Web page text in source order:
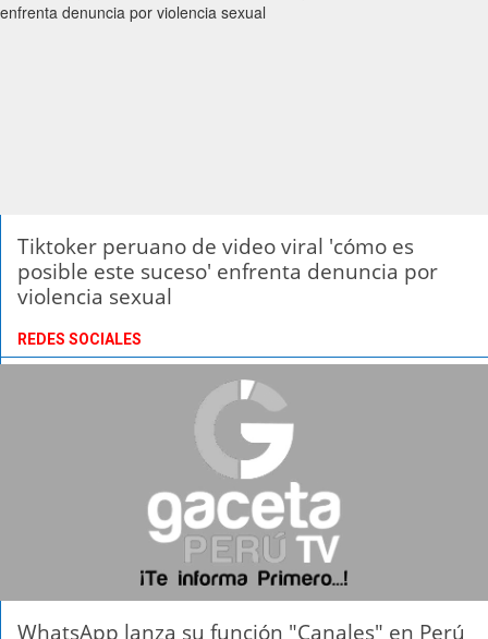
Tiktoker peruano de video viral 'cómo es
posible este suceso' enfrenta denuncia por
violencia sexual
REDES SOCIALES
WhatsApp lanza su función "Canales" en Perú